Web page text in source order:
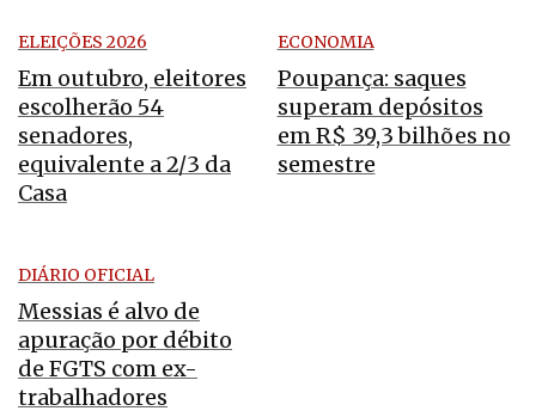
ELEIÇÕES 2026
Em outubro, eleitores
escolherão 54
senadores,
equivalente a 2/3 da
Casa
ECONOMIA
Poupança: saques
superam depósitos
em R$ 39,3 bilhões no
semestre
DIÁRIO OFICIAL
Messias é alvo de
apuração por débito
de FGTS com ex-
trabalhadores